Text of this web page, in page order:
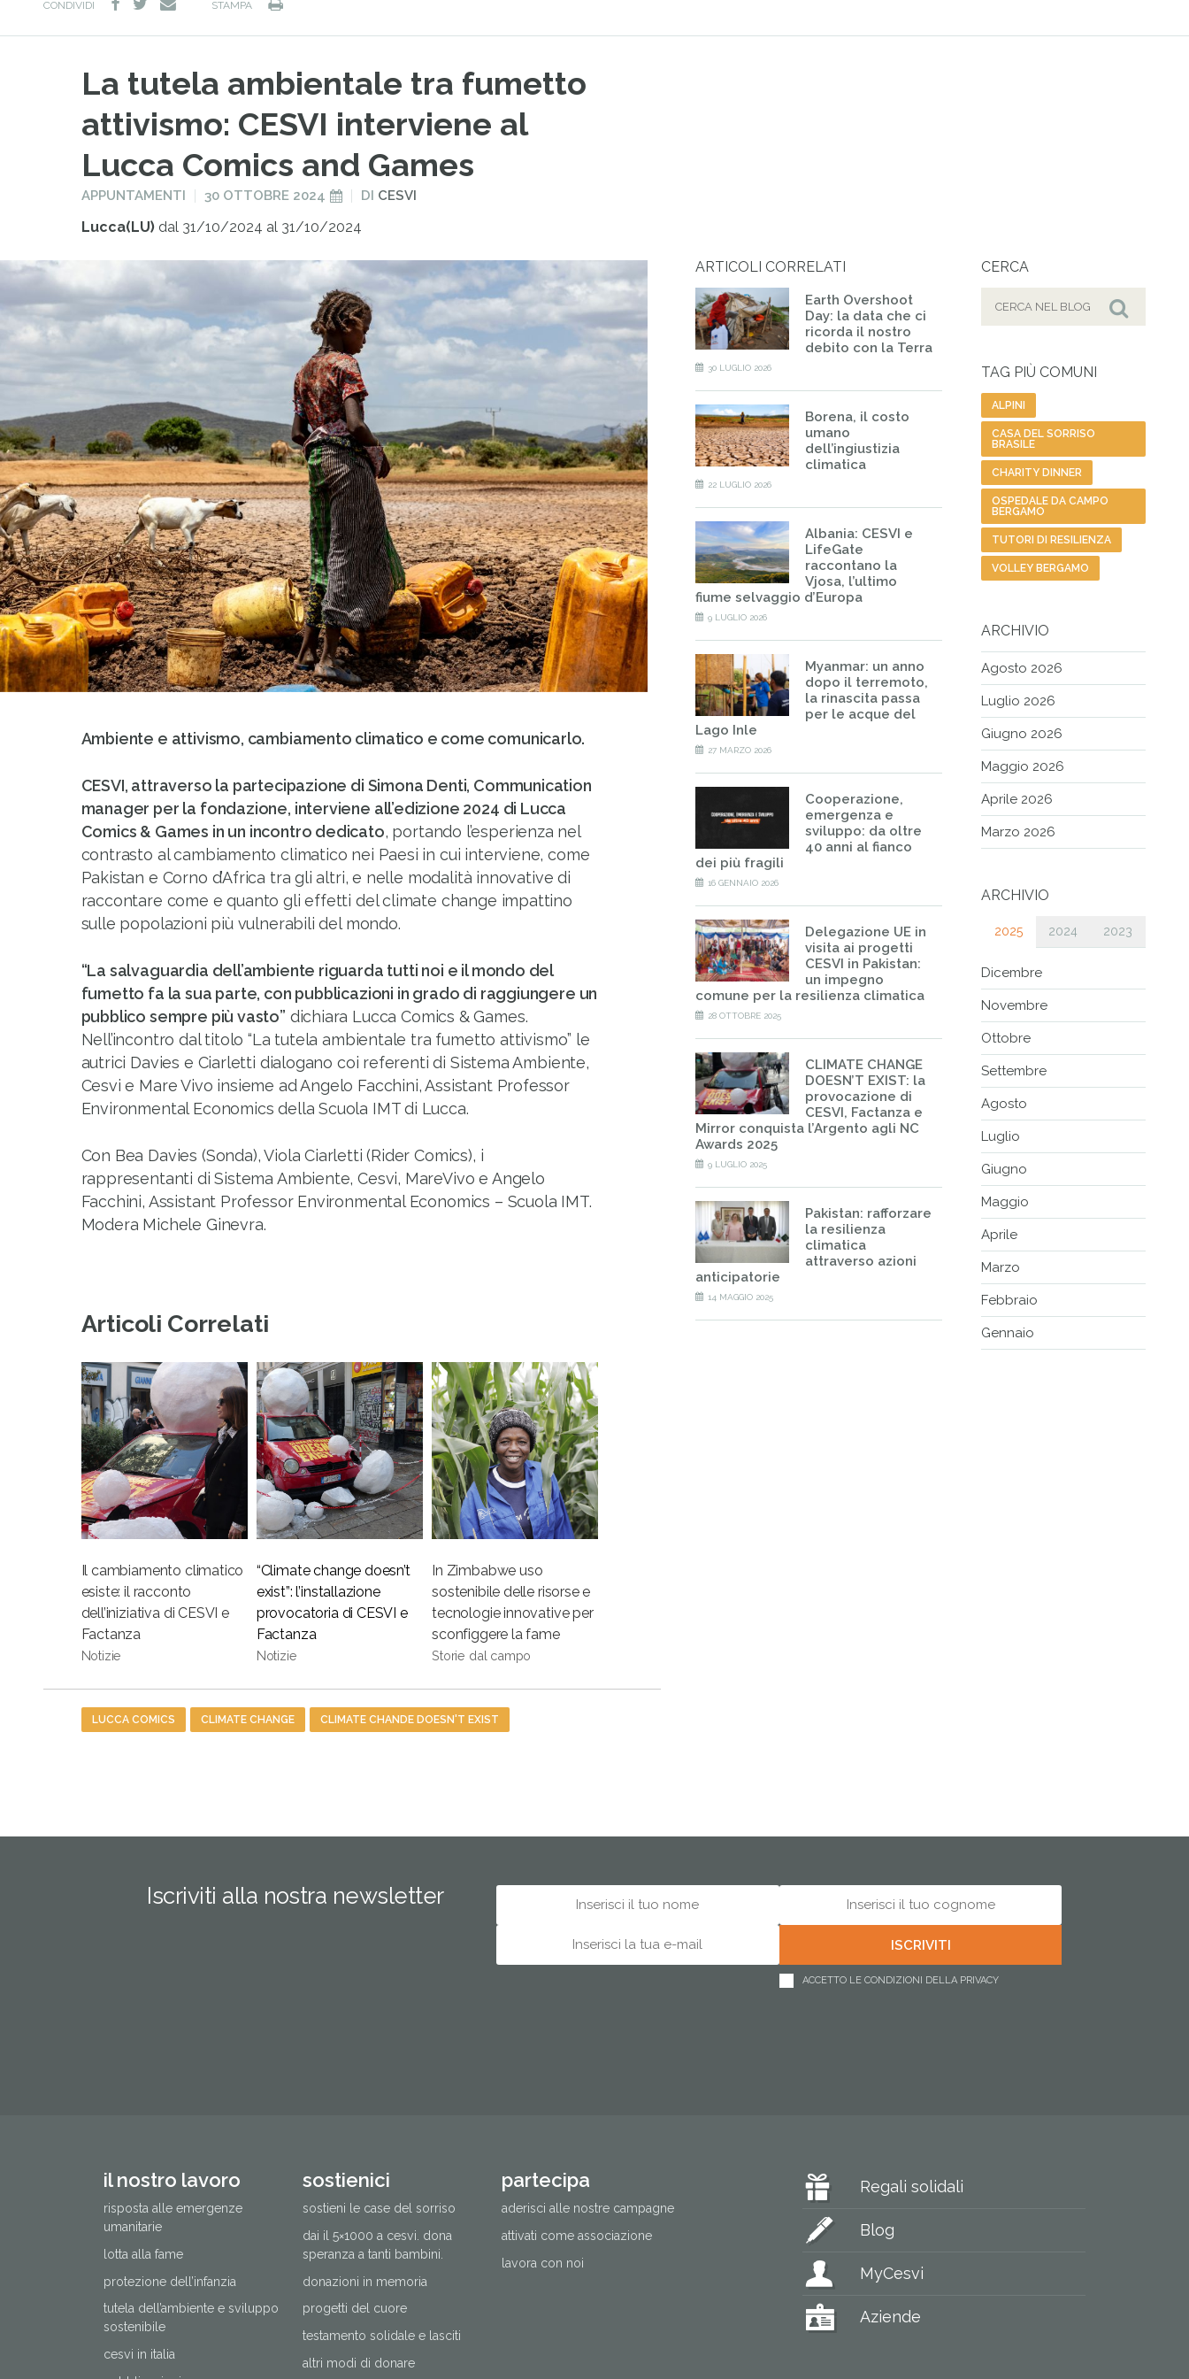
CONDIVIDI
e-
STAMPA
La tutela ambientale tra fumetto
attivismo: CESVI interviene al
Lucca Comics and Games
PUBBLICATO
APPUNTAMENTI
PUBBLICATO
IL
30 OTTOBRE 2024 DI CESVI
Lucca(LU)dal 31/10/2024 al 31/10/2024
Ambiente e attivismo, cambiamento climatico e come comunicarlo.
CESVI, attraverso la partecipazione di Simona Denti, Communication
manager per la fondazione, interviene all’edizione 2024 di Lucca
Comics & Games in un incontro dedicato, portando l’esperienza nel
contrasto al cambiamento climatico nei Paesi in cui interviene, come
Pakistan e Corno d’Africa tra gli altri, e nelle modalità innovative di
raccontare come e quanto gli effetti del climate change impattino
sulle popolazioni più vulnerabili del mondo.
“La salvaguardia dell’ambiente riguarda tutti noi e il mondo del
fumetto fa la sua parte, con pubblicazioni in grado di raggiungere un
pubblico sempre più vasto” dichiara Lucca Comics & Games.
Nell’incontro dal titolo “La tutela ambientale tra fumetto attivismo” le
autrici Davies e Ciarletti dialogano coi referenti di Sistema Ambiente,
Cesvi e Mare Vivo insieme ad Angelo Facchini, Assistant Professor
Environmental Economics della Scuola IMT di Lucca.
Con Bea Davies (Sonda), Viola Ciarletti (Rider Comics), i
rappresentanti di Sistema Ambiente, Cesvi, MareVivo e Angelo
Facchini, Assistant Professor Environmental Economics – Scuola IMT.
Modera Michele Ginevra.
Articoli Correlati
Il cambiamento climatico
esiste: il racconto
dell’iniziativa di CESVI e
Factanza
Notizie
“Climate change doesn’t
exist”: l’installazione
provocatoria di CESVI e
Factanza
Notizie
In Zimbabwe uso
sostenibile delle risorse e
tecnologie innovative per
sconfiggere la fame
Storie dal campo
Tag
LUCCA COMICS CLIMATE CHANGE CLIMATE CHANDE DOESN'T EXIST
ARTICOLI CORRELATI
Earth Overshoot
Day: la data che ci
ricorda il nostro
debito con la Terra
30 LUGLIO 2026
Borena, il costo
umano
dell’ingiustizia
climatica
22 LUGLIO 2026
Albania: CESVI e
LifeGate
raccontano la
Vjosa, l’ultimo
fiume selvaggio d’Europa
9 LUGLIO 2026
Myanmar: un anno
dopo il terremoto,
la rinascita passa
per le acque del
Lago Inle
27 MARZO 2026
Cooperazione,
emergenza e
sviluppo: da oltre
40 anni al fianco
dei più fragili
16 GENNAIO 2026
Delegazione UE in
visita ai progetti
CESVI in Pakistan:
un impegno
comune per la resilienza climatica
28 OTTOBRE 2025
CLIMATE CHANGE
DOESN’T EXIST: la
provocazione di
CESVI, Factanza e
Mirror conquista l’Argento agli NC
Awards 2025
9 LUGLIO 2025
Pakistan: rafforzare
la resilienza
climatica
attraverso azioni
anticipatorie
14 MAGGIO 2025
CERCA
Cerca
TAG PIÙ COMUNI
ALPINI
CASA DEL SORRISO
BRASILE
CHARITY DINNER
OSPEDALE DA CAMPO
BERGAMO
TUTORI DI RESILIENZA
VOLLEY BERGAMO
ARCHIVIO
Agosto 2026
Luglio 2026
Giugno 2026
Maggio 2026
Aprile 2026
Marzo 2026
ARCHIVIO
2025 2024 2023
Dicembre
Novembre
Ottobre
Settembre
Agosto
Luglio
Giugno
Maggio
Aprile
Marzo
Febbraio
Gennaio
Iscriviti alla nostra newsletter
ACCETTO LE CONDIZIONI DELLA PRIVACY
il nostro lavoro
risposta alle emergenze
umanitarie
lotta alla fame
protezione dell’infanzia
tutela dell’ambiente e sviluppo
sostenibile
cesvi in italia
sostienici
sostieni le case del sorriso
dai il 5×1000 a cesvi. dona
speranza a tanti bambini.
donazioni in memoria
progetti del cuore
testamento solidale e lasciti
altri modi di donare
partecipa
aderisci alle nostre campagne
attivati come associazione
lavora con noi
Regali solidali
Blog
MyCesvi
Aziende